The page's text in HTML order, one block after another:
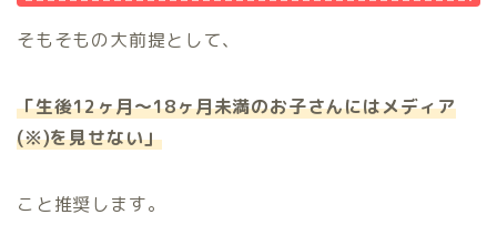
そもそもの大前提として、
「生後12ヶ月～18ヶ月未満のお子さんにはメディア
(※)を見せない」
こと推奨します。